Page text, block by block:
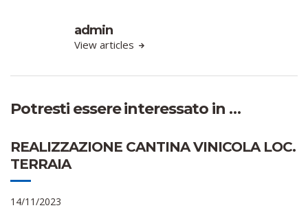
admin
View articles
Potresti essere interessato in …
REALIZZAZIONE CANTINA VINICOLA LOC.
TERRAIA
14/11/2023